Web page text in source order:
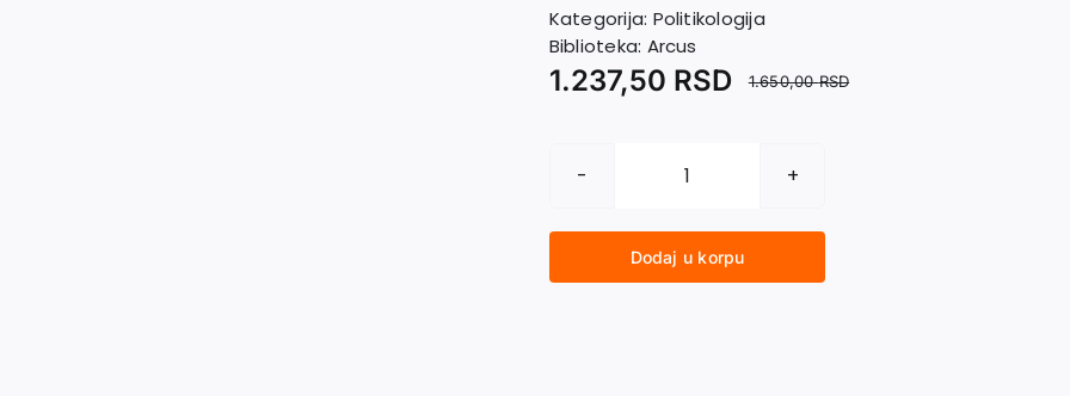
Kategorija: Politikologija
Biblioteka: Arcus
1.650,00RSD
1.237,50 RSD
POLITIČKA
Ogled
Dodaj u korpu